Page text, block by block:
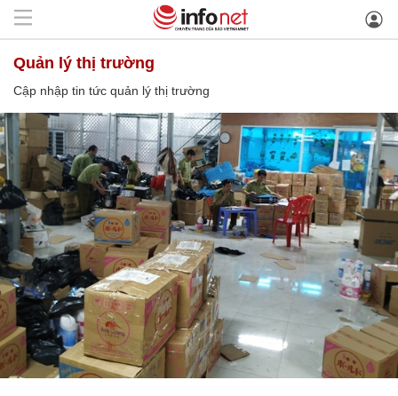
quản lý thị trường
Cập nhập tin tức quản lý thị trường